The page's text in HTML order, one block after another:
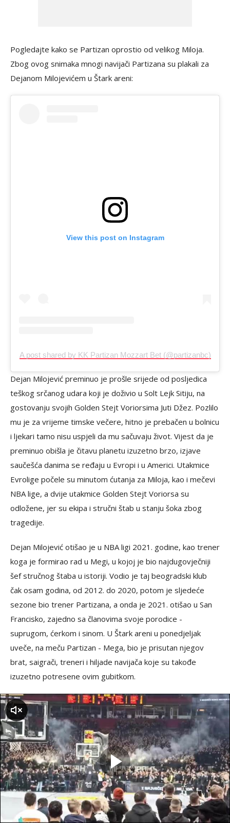
Pogledajte kako se Partizan oprostio od velikog Miloja.
Zbog ovog snimaka mnogi navijači Partizana su plakali za
Dejanom Milojevićem u Štark areni:
View this post on Instagram
A post shared by KK Partizan Mozzart Bet (@partizanbc)
Dejan Milojević preminuo je prošle srijede od posljedica
teškog srčanog udara koji je doživio u Solt Lejk Sitiju, na
gostovanju svojih Golden Stejt Voriorsima Juti Džez. Pozlilo
mu je za vrijeme timske večere, hitno je prebačen u bolnicu
i ljekari tamo nisu uspjeli da mu sačuvaju život. Vijest da je
preminuo obišla je čitavu planetu izuzetno brzo, izjave
saučešća danima se ređaju u Evropi i u Americi. Utakmice
Evrolige počele su minutom ćutanja za Miloja, kao i mečevi
NBA lige, a dvije utakmice Golden Stejt Voriorsa su
odložene, jer su ekipa i stručni štab u stanju šoka zbog
tragedije.
Dejan Milojević otišao je u NBA ligi 2021. godine, kao trener
koga je formirao rad u Megi, u kojoj je bio najdugovječniji
šef stručnog štaba u istoriji. Vodio je taj beogradski klub
čak osam godina, od 2012. do 2020, potom je sljedeće
sezone bio trener Partizana, a onda je 2021. otišao u San
Francisko, zajedno sa članovima svoje porodice -
suprugom, ćerkom i sinom. U Štark areni u ponedjeljak
uveče, na meču Partizan - Mega, bio je prisutan njegov
brat, saigrači, treneri i hiljade navijača koje su takođe
izuzetno potresene ovim gubitkom.